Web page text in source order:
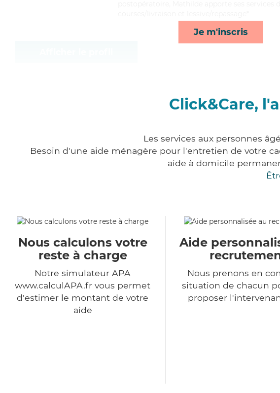
Je m'inscris
Click&Care,
Les services aux personnes
Besoin d'une aide ménagère pour l'entretien de votre
aide à domicile
Nous calculons votre
reste à charge
Notre simulateur APA
www.calculAPA.fr vous permet
d'estimer le montant de votre
aide
Aide
Nous prenons en
situation de chacun
proposer